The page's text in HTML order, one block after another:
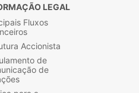
LEGAL
Fluxos
Accionista
de
de